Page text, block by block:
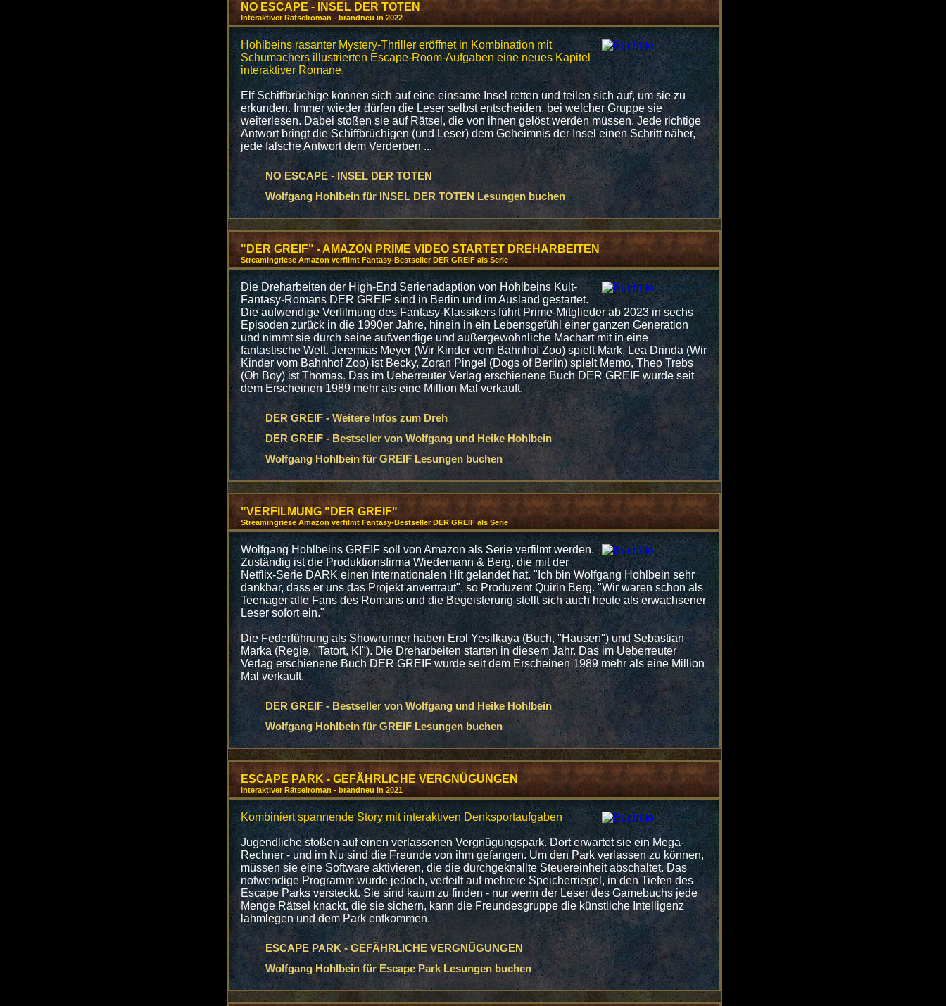
NO ESCAPE - INSEL DER TOTEN
Interaktiver Rätselroman - brandneu in 2022
Hohlbeins rasanter Mystery-Thriller eröffnet in Kombination mit
Schumachers illustrierten Escape-Room-Aufgaben eine neues Kapitel
interaktiver Romane.
Elf Schiffbrüchige können sich auf eine einsame Insel retten und teilen sich auf, um sie zu
erkunden. Immer wieder dürfen die Leser selbst entscheiden, bei welcher Gruppe sie
weiterlesen. Dabei stoßen sie auf Rätsel, die von ihnen gelöst werden müssen. Jede richtige
Antwort bringt die Schiffbrüchigen (und Leser) dem Geheimnis der Insel einen Schritt näher,
jede falsche Antwort dem Verderben ...
NO ESCAPE - INSEL DER TOTEN
Wolfgang Hohlbein für INSEL DER TOTEN Lesungen buchen
"DER GREIF" - AMAZON PRIME VIDEO STARTET DREHARBEITEN
Streamingriese Amazon verfilmt Fantasy-Bestseller DER GREIF als Serie
Die Dreharbeiten der High-End Serienadaption von Hohlbeins Kult-
Fantasy-Romans DER GREIF sind in Berlin und im Ausland gestartet.
Die aufwendige Verfilmung des Fantasy-Klassikers führt Prime-Mitglieder ab 2023 in sechs
Episoden zurück in die 1990er Jahre, hinein in ein Lebensgefühl einer ganzen Generation
und nimmt sie durch seine aufwendige und außergewöhnliche Machart mit in eine
fantastische Welt. Jeremias Meyer (Wir Kinder vom Bahnhof Zoo) spielt Mark, Lea Drinda (Wir
Kinder vom Bahnhof Zoo) ist Becky, Zoran Pingel (Dogs of Berlin) spielt Memo, Theo Trebs
(Oh Boy) ist Thomas. Das im Ueberreuter Verlag erschienene Buch DER GREIF wurde seit
dem Erscheinen 1989 mehr als eine Million Mal verkauft.
DER GREIF - Weitere Infos zum Dreh
DER GREIF - Bestseller von Wolfgang und Heike Hohlbein
Wolfgang Hohlbein für GREIF Lesungen buchen
"VERFILMUNG "DER GREIF"
Streamingriese Amazon verfilmt Fantasy-Bestseller DER GREIF als Serie
Wolfgang Hohlbeins GREIF soll von Amazon als Serie verfilmt werden.
Zuständig ist die Produktionsfirma Wiedemann & Berg, die mit der
Netflix-Serie DARK einen internationalen Hit gelandet hat. "Ich bin Wolfgang Hohlbein sehr
dankbar, dass er uns das Projekt anvertraut", so Produzent Quirin Berg. "Wir waren schon als
Teenager alle Fans des Romans und die Begeisterung stellt sich auch heute als erwachsener
Leser sofort ein."
Die Federführung als Showrunner haben Erol Yesilkaya (Buch, "Hausen") und Sebastian
Marka (Regie, "Tatort, KI"). Die Dreharbeiten starten in diesem Jahr. Das im Ueberreuter
Verlag erschienene Buch DER GREIF wurde seit dem Erscheinen 1989 mehr als eine Million
Mal verkauft.
DER GREIF - Bestseller von Wolfgang und Heike Hohlbein
Wolfgang Hohlbein für GREIF Lesungen buchen
ESCAPE PARK - GEFÄHRLICHE VERGNÜGUNGEN
Interaktiver Rätselroman - brandneu in 2021
Kombiniert spannende Story mit interaktiven Denksportaufgaben
Jugendliche stoßen auf einen verlassenen Vergnügungspark. Dort erwartet sie ein Mega-
Rechner - und im Nu sind die Freunde von ihm gefangen. Um den Park verlassen zu können,
müssen sie eine Software aktivieren, die die durchgeknallte Steuereinheit abschaltet. Das
notwendige Programm wurde jedoch, verteilt auf mehrere Speicherriegel, in den Tiefen des
Escape Parks versteckt. Sie sind kaum zu finden - nur wenn der Leser des Gamebuchs jede
Menge Rätsel knackt, die sie sichern, kann die Freundesgruppe die künstliche Intelligenz
lahmlegen und dem Park entkommen.
ESCAPE PARK - GEFÄHRLICHE VERGNÜGUNGEN
Wolfgang Hohlbein für Escape Park Lesungen buchen